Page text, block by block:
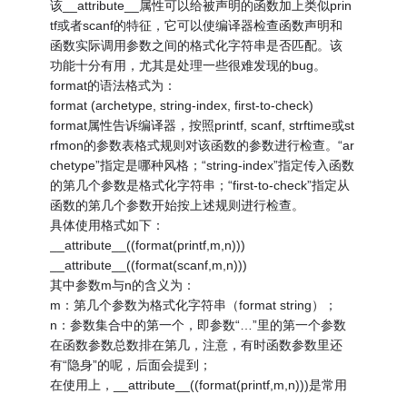
该__attribute__属性可以给被声明的函数加上类似prin
tf或者scanf的特征，它可以使编译器检查函数声明和
函数实际调用参数之间的格式化字符串是否匹配。该
功能十分有用，尤其是处理一些很难发现的bug。
format的语法格式为：
format (archetype, string-index, first-to-check)
format属性告诉编译器，按照printf, scanf, strftime或st
rfmon的参数表格式规则对该函数的参数进行检查。“ar
chetype”指定是哪种风格；“string-index”指定传入函数
的第几个参数是格式化字符串；“first-to-check”指定从
函数的第几个参数开始按上述规则进行检查。
具体使用格式如下：
__attribute__((format(printf,m,n)))
__attribute__((format(scanf,m,n)))
其中参数m与n的含义为：
m：第几个参数为格式化字符串（format string）；
n：参数集合中的第一个，即参数“…”里的第一个参数
在函数参数总数排在第几，注意，有时函数参数里还
有“隐身”的呢，后面会提到；
在使用上，__attribute__((format(printf,m,n)))是常用